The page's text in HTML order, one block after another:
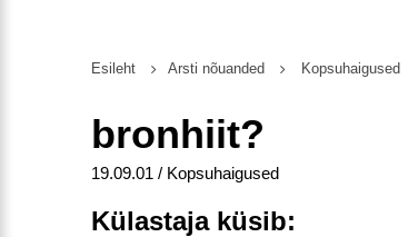
Esileht Arsti nõuanded Kopsuhaigused
bronhiit?
19.09.01 / Kopsuhaigused
Külastaja küsib: